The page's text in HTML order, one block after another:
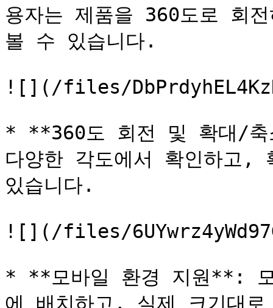
용자는 제품을 360도로 회
볼 수 있습니다.
![](/files/
* **360도 회전 및 확대/
다양한 각도에서 확인하고,
있습니다.
![](/files/
* **모바일 환경 지원**: 모
에 배치하고, 실제 크기대